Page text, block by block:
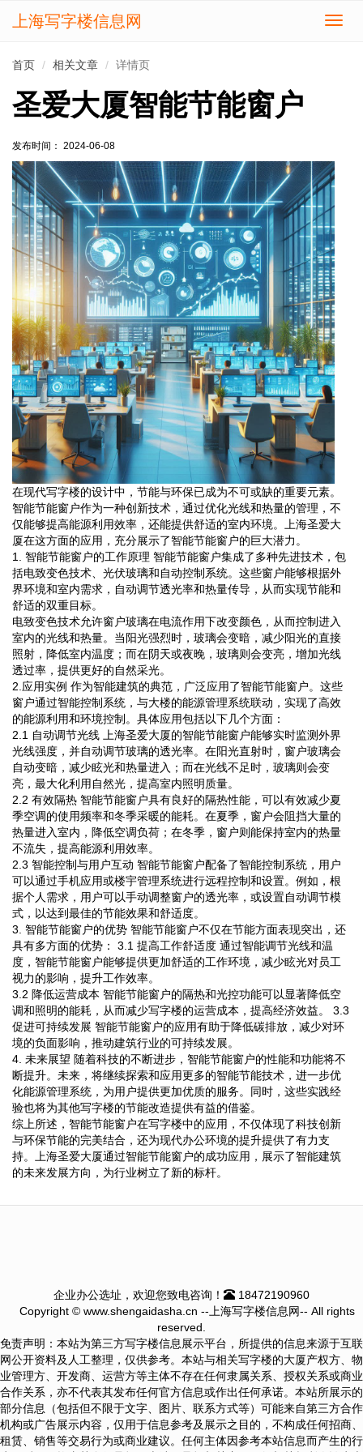
切
上海写字楼信息网
首页 相关文章 详情页
圣爱大厦智能节能窗户
发布时间： 2024-06-08
在现代写字楼的设计中，节能与环保已成为不可或缺的重要元素。
智能节能窗户作为一种创新技术，通过优化光线和热量的管理，不
仅能够提高能源利用效率，还能提供舒适的室内环境。上海圣爱大
厦在这方面的应用，充分展示了智能节能窗户的巨大潜力。
1. 智能节能窗户的工作原理 智能节能窗户集成了多种先进技术，包
括电致变色技术、光伏玻璃和自动控制系统。这些窗户能够根据外
界环境和室内需求，自动调节透光率和热量传导，从而实现节能和
舒适的双重目标。
电致变色技术允许窗户玻璃在电流作用下改变颜色，从而控制进入
室内的光线和热量。当阳光强烈时，玻璃会变暗，减少阳光的直接
照射，降低室内温度；而在阴天或夜晚，玻璃则会变亮，增加光线
透过率，提供更好的自然采光。
2.应用实例 作为智能建筑的典范，广泛应用了智能节能窗户。这些
窗户通过智能控制系统，与大楼的能源管理系统联动，实现了高效
的能源利用和环境控制。具体应用包括以下几个方面：
2.1 自动调节光线 上海圣爱大厦的智能节能窗户能够实时监测外界
光线强度，并自动调节玻璃的透光率。在阳光直射时，窗户玻璃会
自动变暗，减少眩光和热量进入；而在光线不足时，玻璃则会变
亮，最大化利用自然光，提高室内照明质量。
2.2 有效隔热 智能节能窗户具有良好的隔热性能，可以有效减少夏
季空调的使用频率和冬季采暖的能耗。在夏季，窗户会阻挡大量的
热量进入室内，降低空调负荷；在冬季，窗户则能保持室内的热量
不流失，提高能源利用效率。
2.3 智能控制与用户互动 智能节能窗户配备了智能控制系统，用户
可以通过手机应用或楼宇管理系统进行远程控制和设置。例如，根
据个人需求，用户可以手动调整窗户的透光率，或设置自动调节模
式，以达到最佳的节能效果和舒适度。
3. 智能节能窗户的优势 智能节能窗户不仅在节能方面表现突出，还
具有多方面的优势： 3.1 提高工作舒适度 通过智能调节光线和温
度，智能节能窗户能够提供更加舒适的工作环境，减少眩光对员工
视力的影响，提升工作效率。
3.2 降低运营成本 智能节能窗户的隔热和光控功能可以显著降低空
调和照明的能耗，从而减少写字楼的运营成本，提高经济效益。 3.3
促进可持续发展 智能节能窗户的应用有助于降低碳排放，减少对环
境的负面影响，推动建筑行业的可持续发展。
4. 未来展望 随着科技的不断进步，智能节能窗户的性能和功能将不
断提升。未来，将继续探索和应用更多的智能节能技术，进一步优
化能源管理系统，为用户提供更加优质的服务。同时，这些实践经
验也将为其他写字楼的节能改造提供有益的借鉴。
综上所述，智能节能窗户在写字楼中的应用，不仅体现了科技创新
与环保节能的完美结合，还为现代办公环境的提升提供了有力支
持。上海圣爱大厦通过智能节能窗户的成功应用，展示了智能建筑
的未来发展方向，为行业树立了新的标杆。
企业办公选址，欢迎您致电咨询！
18472190960
Copyright © www.shengaidasha.cn --上海写字楼信息网-- All rights
reserved.
免责声明：本站为第三方写字楼信息展示平台，所提供的信息来源于互联
网公开资料及人工整理，仅供参考。本站与相关写字楼的大厦产权方、物
业管理方、开发商、运营方等主体不存在任何隶属关系、授权关系或商业
合作关系，亦不代表其发布任何官方信息或作出任何承诺。本站所展示的
部分信息（包括但不限于文字、图片、联系方式等）可能来自第三方合作
机构或广告展示内容，仅用于信息参考及展示之目的，不构成任何招商、
租赁、销售等交易行为或商业建议。任何主体因参考本站信息而产生的行